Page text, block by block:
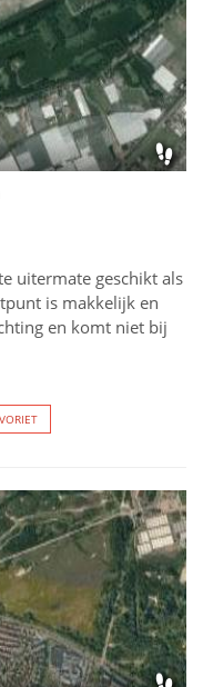
uitermate geschikt als
is makkelijk en
en komt niet bij